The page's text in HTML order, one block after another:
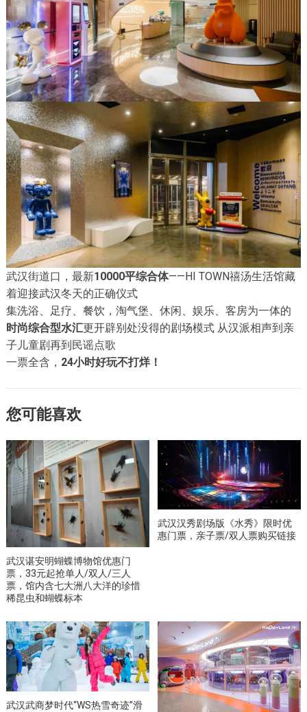
武汉街道口，最新10000平综合体——HI TOWN禧汤生活馆藏
着迎接武汉冬天的正确仪式
集洗浴、足疗、餐饮，淘气堡、休闲、娱乐、客房为一体的
时尚综合型水汇更开辟别处没得的剧场模式 从汉派相声到亲
子儿童剧再到民谣点歌
一票全含， 24小时好玩不打烊！
您可能喜欢
武汉谌安明蝴蝶博物馆优惠门
票，33元起抢单人/双人/三人
票，馆内含七大洲八大洋的珍惜
稀昆虫和蝴蝶标本
武汉汉秀剧场版《水秀》限时优
惠门票，亲子票/双人票购买链接
武汉武商梦时代“WS热雪奇迹”滑